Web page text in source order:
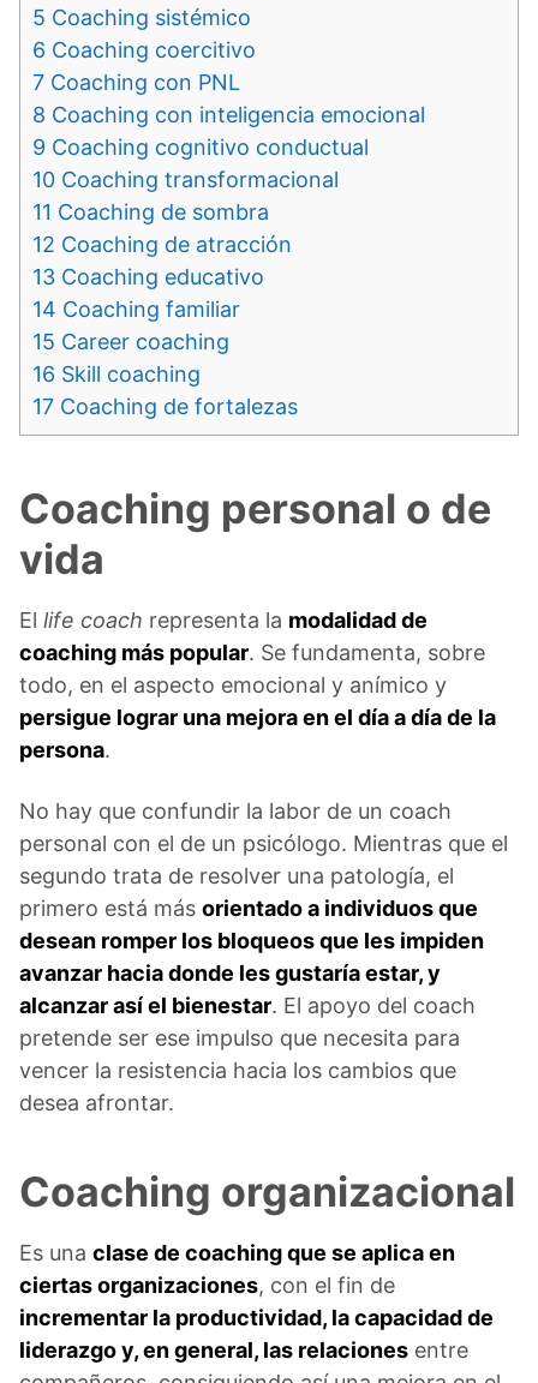
5 Coaching sistémico
6 Coaching coercitivo
7 Coaching con PNL
8 Coaching con inteligencia emocional
9 Coaching cognitivo conductual
10 Coaching transformacional
11 Coaching de sombra
12 Coaching de atracción
13 Coaching educativo
14 Coaching familiar
15 Career coaching
16 Skill coaching
17 Coaching de fortalezas
Coaching personal o de
vida
El life coach representa la modalidad de
coaching más popular. Se fundamenta, sobre
todo, en el aspecto emocional y anímico y
persigue lograr una mejora en el día a día de la
persona.
No hay que confundir la labor de un coach
personal con el de un psicólogo. Mientras que el
segundo trata de resolver una patología, el
primero está más orientado a individuos que
desean romper los bloqueos que les impiden
avanzar hacia donde les gustaría estar, y
alcanzar así el bienestar. El apoyo del coach
pretende ser ese impulso que necesita para
vencer la resistencia hacia los cambios que
desea afrontar.
Coaching organizacional
Es una clase de coaching que se aplica en
ciertas organizaciones, con el fin de
incrementar la productividad, la capacidad de
liderazgo y, en general, las relaciones entre